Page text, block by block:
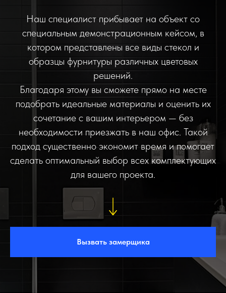
Наш специалист прибывает на объект со
специальным демонстрационным кейсом, в
котором представлены все виды стекол и
образцы фурнитуры различных цветовых
решений.
Благодаря этому вы сможете прямо на месте
подобрать идеальные материалы и оценить их
сочетание с вашим интерьером — без
необходимости приезжать в наш офис. Такой
подход существенно экономит время и помогает
сделать оптимальный выбор всех комплектующих
для вашего проекта.
Вызвать замерщика